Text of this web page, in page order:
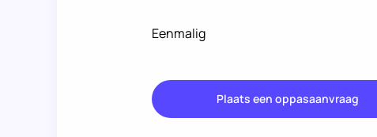
Eenmalig
Plaats een oppasaanvraag